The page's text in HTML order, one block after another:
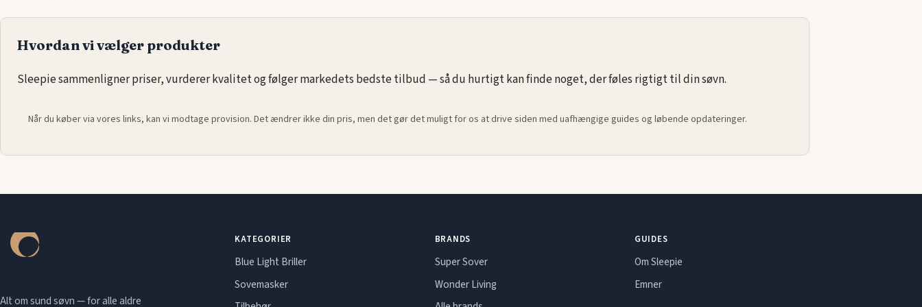
balance mellem funktionalitet og stil.
Hvordan vi vælger produkter
Sleepie sammenligner priser, vurderer kvalitet og følger markedets bedste tilbud — så du hurtigt kan finde noget, der føles rigtigt til din søvn.
Når du køber via vores links, kan vi modtage provision. Det ændrer ikke din pris, men det gør det muligt for os at drive siden med uafhængige guides og løbende opdateringer.
Alt om sund søvn — for alle aldre
KATEGORIER
Blue Light Briller
Sovemasker
BRANDS
Super Sover
Wonder Living
GUIDES
Om Sleepie
Emner